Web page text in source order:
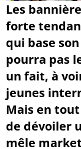
Les
forte
qui base
pourra pas
un fait, à
jeunes
Mais en
de dévoiler
mêle